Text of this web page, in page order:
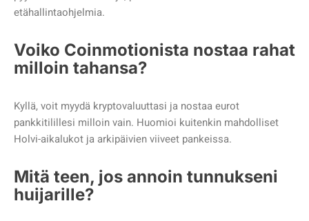
etähallintaohjelmia.
Voiko Coinmotionista nostaa rahat
milloin tahansa?
Kyllä, voit myydä kryptovaluuttasi ja nostaa eurot
pankkitilillesi milloin vain. Huomioi kuitenkin mahdolliset
Holvi-aikalukot ja arkipäivien viiveet pankeissa.
Mitä teen, jos annoin tunnukseni
huijarille?